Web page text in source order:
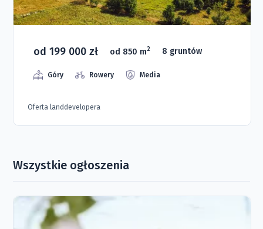
od 199 000 zł od 850 m2 8 gruntów
Góry Rowery Media
Oferta landdevelopera
Wszystkie ogłoszenia